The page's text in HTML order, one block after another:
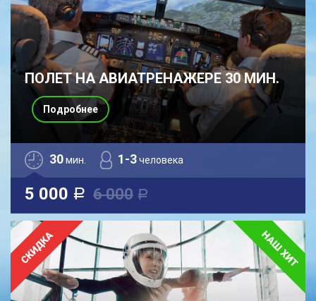
ПОЛЕТ НА АВИАТРЕНАЖЕРЕ 30 МИН.
30мин. 1-3человека
5 000 a 6 000 a
Подробнее